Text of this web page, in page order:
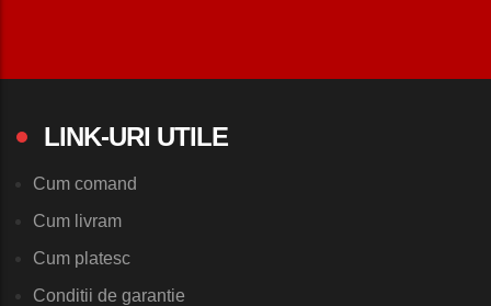
LINK-URI UTILE
Cum comand
Cum livram
Cum platesc
Conditii de garantie